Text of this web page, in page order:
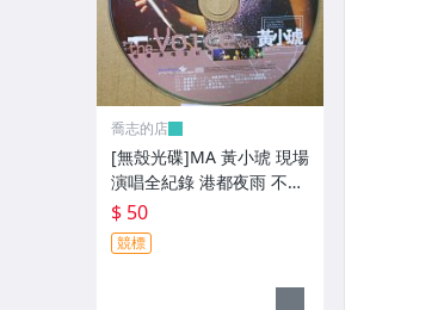
喬志的店
[無殼光碟]MA 黃小琥 現場
演唱全紀錄 港都夜雨 不只
是朋友 我要我們在一起
$ 50
競標